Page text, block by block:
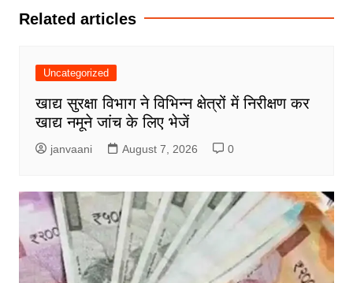
Related articles
Uncategorized
खाद्य सुरक्षा विभाग ने विभिन्न क्षेत्रों में निरीक्षण कर
खाद्य नमूने जांच के लिए भेजें
janvaani August 7, 2026 0